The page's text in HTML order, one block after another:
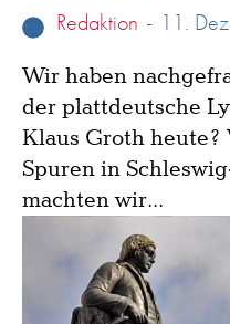
Redaktion - 11.
Wir haben
der plattdeutsche
Klaus Groth
Spuren in
machten wir...